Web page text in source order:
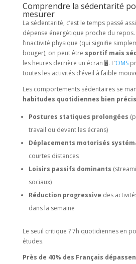
Comprendre la sédentarité
mesurer
La sédentarité, c’est le temps passé
dépense énergétique proche du
l’inactivité physique (qui signifie
bouger), on peut être sportif mais
les heures derrière un écran 🖥️. L’OMS
toutes les activités d’éveil à faible
Les comportements sédentaires se
habitudes quotidiennes bien
Postures statiques prolongées
travail ou devant les écrans)
Déplacements motorisés
courtes distances
Loisirs passifs dominants
sociaux)
Réduction progressive des
dans la semaine
Le seuil critique ? 7h quotidiennes en
études.
Près de 40% des Français